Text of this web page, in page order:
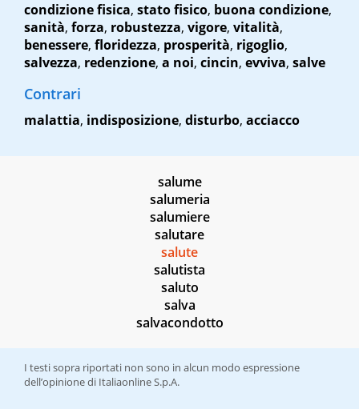
condizione fisica, stato fisico, buona condizione,
sanità, forza, robustezza, vigore, vitalità,
benessere, floridezza, prosperità, rigoglio,
salvezza, redenzione, a noi, cincin, evviva, salve
Contrari
malattia, indisposizione, disturbo, acciacco
salume
salumeria
salumiere
salutare
salute
salutista
saluto
salva
salvacondotto
I testi sopra riportati non sono in alcun modo espressione
dell’opinione di Italiaonline S.p.A.